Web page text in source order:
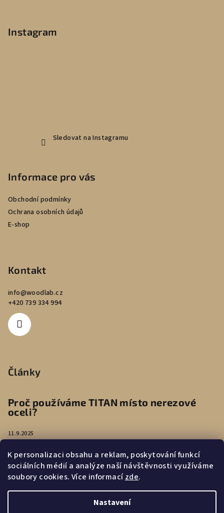
K personalizaci obsahu a reklam, poskytování funkcí
sociálních médií a analýze naší návštěvnosti využíváme
soubory cookies. Více informacízde.
Nastavení
Instagram
Sledovat na Instagramu
Informace pro vás
Obchodní podmínky
Ochrana osobních údajů
E-shop
Kontakt
info@woodlab.cz
+420 739 334 994
Články
Proč používáme TITAN místo nerezové
oceli?
11.9.2025
Péče o náušnice